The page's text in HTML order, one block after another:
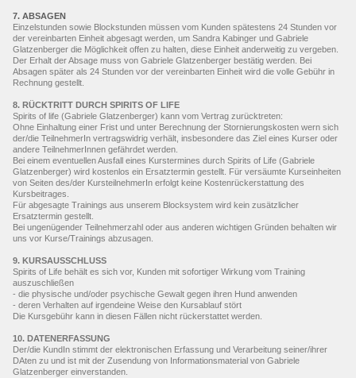
7. ABSAGEN
Einzelstunden sowie Blockstunden müssen vom Kunden spätestens 24 Stunden vor
der vereinbarten Einheit abgesagt werden, um Sandra Kabinger und Gabriele
Glatzenberger die Möglichkeit offen zu halten, diese Einheit anderweitig zu vergeben.
Der Erhalt der Absage muss von Gabriele Glatzenberger bestätig werden. Bei
Absagen später als 24 Stunden vor der vereinbarten Einheit wird die volle Gebühr in
Rechnung gestellt.
8. RÜCKTRITT DURCH SPIRITS OF LIFE
Spirits of life (Gabriele Glatzenberger) kann vom Vertrag zurücktreten:
Ohne Einhaltung einer Frist und unter Berechnung der Stornierungskosten wern sich
der/die TeilnehmerIn vertragswidrig verhält, insbesondere das Ziel eines Kurser oder
andere TeilnehmerInnen gefährdet werden.
Bei einem eventuellen Ausfall eines Kurstermines durch Spirits of Life (Gabriele
Glatzenberger) wird kostenlos ein Ersatztermin gestellt. Für versäumte Kurseinheiten
von Seiten des/der KursteilnehmerIn erfolgt keine Kostenrückerstattung des
Kursbeitrages.
Für abgesagte Trainings aus unserem Blocksystem wird kein zusätzlicher
Ersatztermin gestellt.
Bei ungenügender Teilnehmerzahl oder aus anderen wichtigen Gründen behalten wir
uns vor Kurse/Trainings abzusagen.
9. KURSAUSSCHLUSS
Spirits of Life behält es sich vor, Kunden mit sofortiger Wirkung vom Training
auszuschließen
- die physische und/oder psychische Gewalt gegen ihren Hund anwenden
- deren Verhalten auf irgendeine Weise den Kursablauf stört
Die Kursgebühr kann in diesen Fällen nicht rückerstattet werden.
10. DATENERFASSUNG
Der/die KundIn stimmt der elektronischen Erfassung und Verarbeitung seiner/ihrer
DAten zu und ist mit der Zusendung von Informationsmaterial von Gabriele
Glatzenberger einverstanden.